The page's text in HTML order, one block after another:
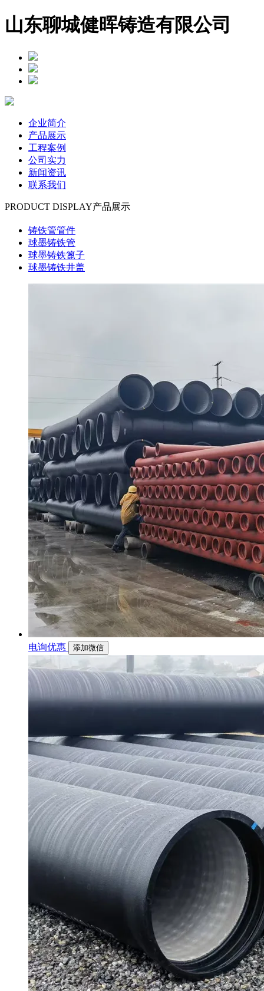
山东聊城健晖铸造有限公司
企业简介
产品展示
工程案例
公司实力
新闻资讯
联系我们
PRODUCT DISPLAY产品展示
铸铁管管件
球墨铸铁管
球墨铸铁篦子
球墨铸铁井盖
电询优惠 添加微信